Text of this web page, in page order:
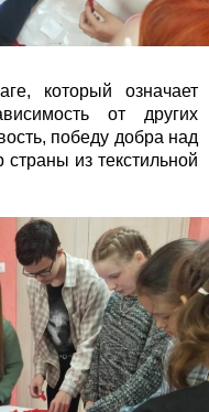
который означает
от других
победу добра над
из текстильной